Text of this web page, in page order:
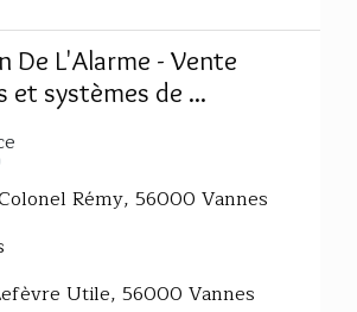
De L'Alarme - Vente
et systèmes de ...
Rémy, 56000 Vannes
Utile, 56000 Vannes